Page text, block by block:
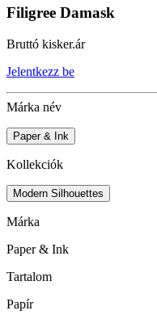
Filigree Damask
Bruttó kisker.ár
Jelentkezz be
Márka név
Paper & Ink
Kollekciók
Modern Silhouettes
Márka
Paper & Ink
Tartalom
Papír